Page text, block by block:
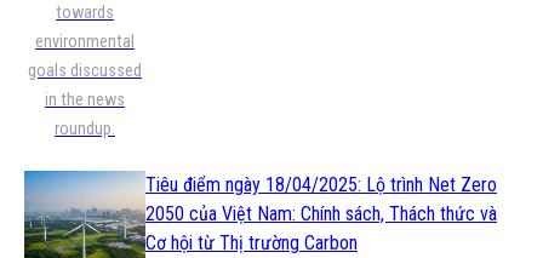
towards
environmental
goals discussed
in the news
roundup.
Tiêu điểm ngày 18/04/2025: Lộ trình Net Zero
2050 của Việt Nam: Chính sách, Thách thức và
Cơ hội từ Thị trường Carbon